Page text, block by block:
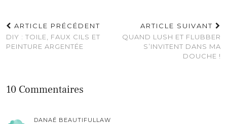
ARTICLE PRÉCÉDENT
DIY : TOILE, FAUX CILS ET
PEINTURE ARGENTÉE
ARTICLE SUIVANT
QUAND LUSH ET FLUBBER
S’INVITENT DANS MA
DOUCHE !
10 Commentaires
DANAÉ BEAUTIFULLAW